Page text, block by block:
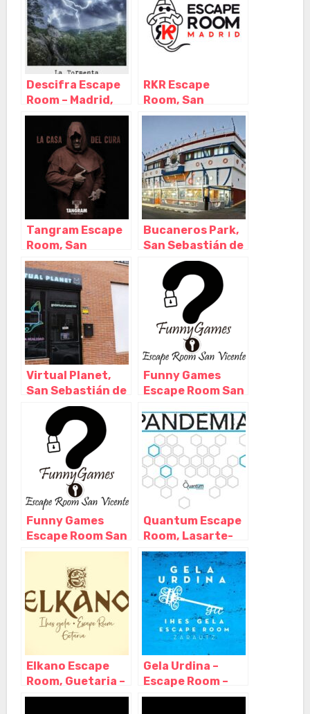
Descifra Escape
Room – Madrid,
San Sebastián de
los Reyes –
Madrid
RKR Escape
Room, San
Sebastián de los
Reyes – Madrid
Tangram Escape
Room, San
Sebastián de los
Reyes – Madrid
Bucaneros Park,
San Sebastián de
los Reyes –
Madrid
Virtual Planet,
San Sebastián de
los Reyes –
Madrid
Funny Games
Escape Room San
Raspeig, San
Vicente del
Raspeig –
Alicante
Funny Games
Escape Room San
Vicent del
Raspeig, San
Vicente del
Raspeig –
Alicante
Quantum Escape
Room, Lasarte-
Oria – Guipuzcoa
Elkano Escape
Room, Guetaria –
Guipuzcoa
Gela Urdina –
Escape Room –
Zarautz, Zarauz –